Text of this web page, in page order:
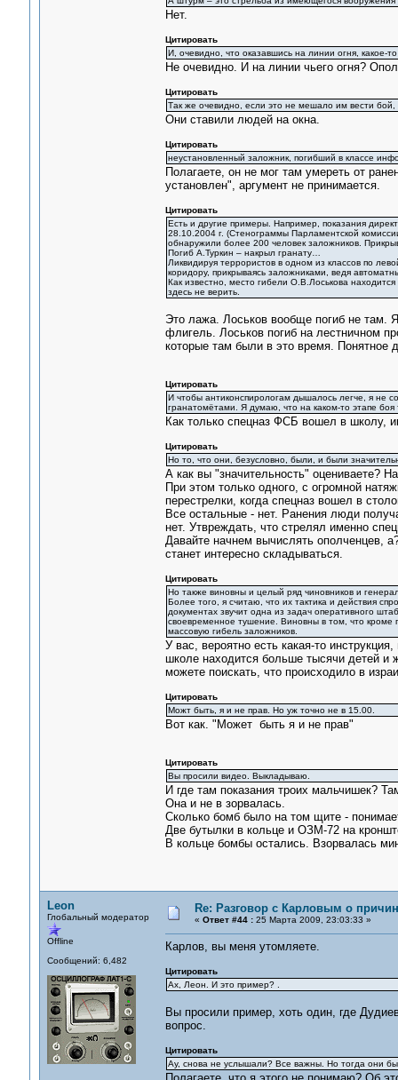
Нет.
Цитировать
И, очевидно, что оказавшись на линии огня, какое-
Не очевидно. И на линии чьего огня?
Цитировать
Так же очевидно, если это не мешало им вести
Они ставили людей на окна.
Цитировать
неустановленный заложник, погибший в классе
Полагаете, он не мог там умереть от
установлен", аргумент не принимается.
Цитировать
Есть и другие примеры. Например, показания
28.10.2004 г. (Стенограммы Парламентской
обнаружили более 200 человек заложников.
Погиб А.Туркин – накрыл гранату…
Ликвидируя террористов в одном из классов по
коридору, прикрываясь заложниками, ведя
Как известно, место гибели О.В.Лоськова
здесь не верить.
Это лажа. Лоськов вообще погиб не там.
флигель. Лоськов погиб на лестничном
которые там были в это время. Понятное
Цитировать
И чтобы антиконспирологам дышалось легче, я не
гранатомётами. Я думаю, что на каком-то этапе
Как только спецназ ФСБ вошел в школу,
Цитировать
Но то, что они, безусловно, были, и были
А как вы "значительность" оцениваете?
При этом только одного, с огромной
перестрелки, когда спецназ вошел в
Все остальные - нет. Ранения люди
нет. Утвреждать, что стрелял именно
Давайте начнем вычислять ополченцев,
станет интересно складываться.
Цитировать
Но также виновны и целый ряд чиновников и
Более того, я считаю, что их тактика и действия
документах звучит одна из задач оперативного
своевременное тушение. Виновны в том, что кроме
массовую гибель заложников.
У вас, вероятно есть какая-то
школе находится больше тысячи детей и
можете поискать, что происходило в
Цитировать
Можт быть, я и не прав. Но уж точно не в 15.00.
Вот как. "Может быть я и не прав"
Цитировать
Вы просили видео. Выкладываю.
И где там показания троих мальчишек?
Она и не в зорвалась.
Сколько бомб было на том щите -
Две бутылки в кольце и ОЗМ-72 на
В кольце бомбы остались. Взорвалась
Leon
Глобальный модератор
Offline
Сообщений: 6,482
Re: Разговор с Карловым о
« Ответ #44 :25 Марта 2009, 23:03:33 »
Карлов, вы меня утомляете.
Цитировать
Ах, Леон. И это пример? .
Вы просили пример, хоть один, где
вопрос.
Цитировать
Ау, снова не услышали? Все важны. Но тогда они